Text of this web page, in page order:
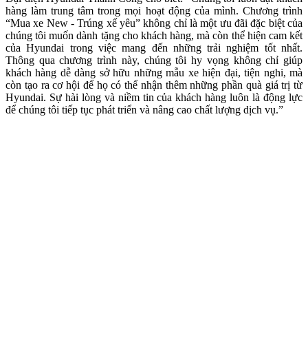
hàng làm trung tâm trong mọi hoạt động của mình. Chương trình
“Mua xe New - Trúng xế yêu” không chỉ là một ưu đãi đặc biệt của
chúng tôi muốn dành tặng cho khách hàng, mà còn thể hiện cam kết
của Hyundai trong việc mang đến những trải nghiệm tốt nhất.
Thông qua chương trình này, chúng tôi hy vọng không chỉ giúp
khách hàng dễ dàng sở hữu những mẫu xe hiện đại, tiện nghi, mà
còn tạo ra cơ hội để họ có thể nhận thêm những phần quà giá trị từ
Hyundai. Sự hài lòng và niềm tin của khách hàng luôn là động lực
để chúng tôi tiếp tục phát triển và nâng cao chất lượng dịch vụ.”